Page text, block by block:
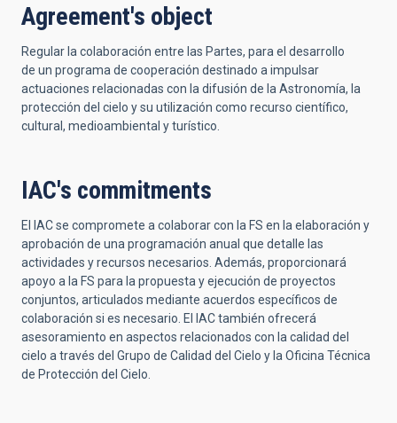
Agreement's object
Regular la colaboración entre las Partes, para el desarrollo
de un programa de cooperación destinado a impulsar
actuaciones relacionadas con la difusión de la Astronomía, la
protección del cielo y su utilización como recurso científico,
cultural, medioambiental y turístico.
IAC's commitments
El IAC se compromete a colaborar con la FS en la elaboración y
aprobación de una programación anual que detalle las
actividades y recursos necesarios. Además, proporcionará
apoyo a la FS para la propuesta y ejecución de proyectos
conjuntos, articulados mediante acuerdos específicos de
colaboración si es necesario. El IAC también ofrecerá
asesoramiento en aspectos relacionados con la calidad del
cielo a través del Grupo de Calidad del Cielo y la Oficina Técnica
de Protección del Cielo.